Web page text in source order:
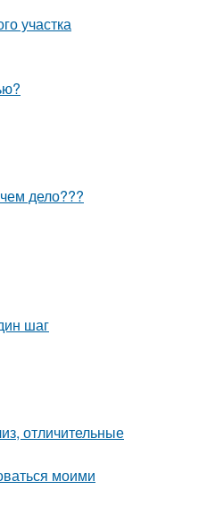
участка
дело???
шаг
отличительные
моими